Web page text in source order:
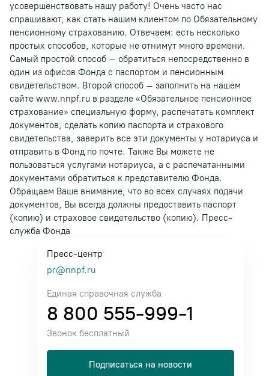
усовершенствовать нашу работу! Очень часто нас
спрашивают, как стать нашим клиентом по Обязательному
пенсионному страхованию. Отвечаем: есть несколько
простых способов, которые не отнимут много времени.
Самый простой способ – обратиться непосредственно в
один из офисов Фонда с паспортом и пенсионным
свидетельством. Второй способ – заполнить на нашем
сайте www.nnpf.ru в разделе «Обязательное пенсионное
страхование» специальную форму, распечатать комплект
документов, сделать копию паспорта и страхового
свидетельства, заверить все эти документы у нотариуса и
отправить в Фонд по почте. Также Вы можете не
пользоваться услугами нотариуса, а с распечатанными
документами обратиться к представителю Фонда.
Обращаем Ваше внимание, что во всех случаях подачи
документов, Вы всегда должны предоставить паспорт
(копию) и страховое свидетельство (копию). Пресс-
служба Фонда
Пресс-центр
pr@nnpf.ru
Единая справочная служба
8 800 555-999-1
Звонок бесплатный
Подписаться на новости